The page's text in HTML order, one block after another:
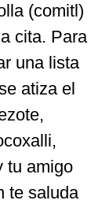
(comitl)
cita. Para
una lista
atiza el
tu amigo
te saluda